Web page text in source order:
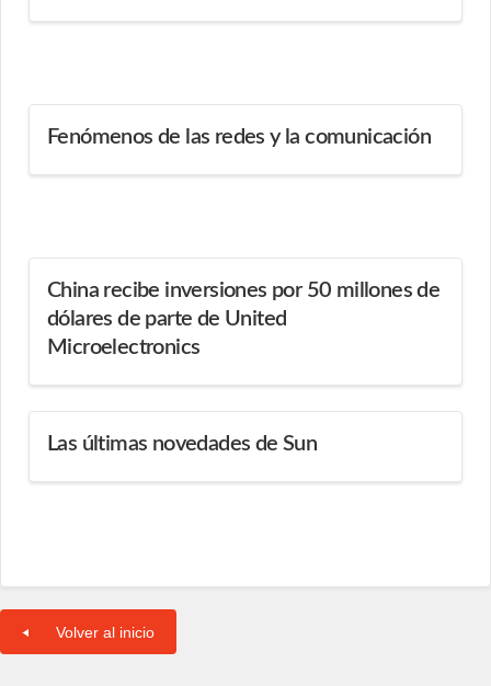
Fenómenos de las redes y la comunicación
China recibe inversiones por 50 millones de
dólares de parte de United
Microelectronics
Las últimas novedades de Sun
Volver al inicio